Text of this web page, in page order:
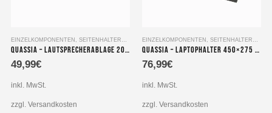
EINZELKOMPONENTEN , SEITENHALTERUNG
Quassia – Lautsprecherablage 200×200 mm
49,99€
inkl. MwSt.
zzgl. Versandkosten
EINZELKOMPONENTEN , SEITENHALTERUNG
Quassia – Laptophalter 450×275 mm
76,99€
inkl. MwSt.
zzgl. Versandkosten